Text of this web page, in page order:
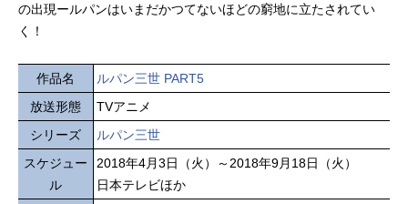
の出現ールパンはいまだかつてないほどの窮地に立たされてい
く！
作品名
ルパン三世 PART5
放送形態
TVアニメ
シリーズ
ルパン三世
スケジュー
ル
2018年4月3日（火）～2018年9月18日（火）
日本テレビほか